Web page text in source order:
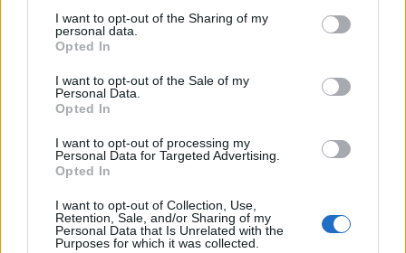
not limited to your visit or usage behaviour. You may click to
grant or deny consent to Google and its third-party tags to
use your data for below specified purposes in below Google
consent section.
I want to opt-out of the Sharing of my
personal data.
Opted In
I want to opt-out of the Sale of my
Personal Data.
Opted In
I want to opt-out of processing my
Personal Data for Targeted Advertising.
Opted In
I want to opt-out of Collection, Use,
Retention, Sale, and/or Sharing of my
Personal Data that Is Unrelated with the
Purposes for which it was collected.
Selena Gomez
Northfoto